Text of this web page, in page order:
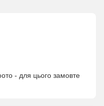
- для цього замовте